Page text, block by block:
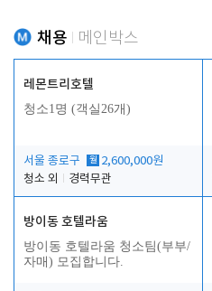
채용 메인박스
레몬트리호텔
청소1명 (객실26개)
서울 종로구 월 2,600,000원
청소 외
경력무관
방이동 호텔라움
방이동 호텔라움 청소팀(부부/
자매) 모집합니다.